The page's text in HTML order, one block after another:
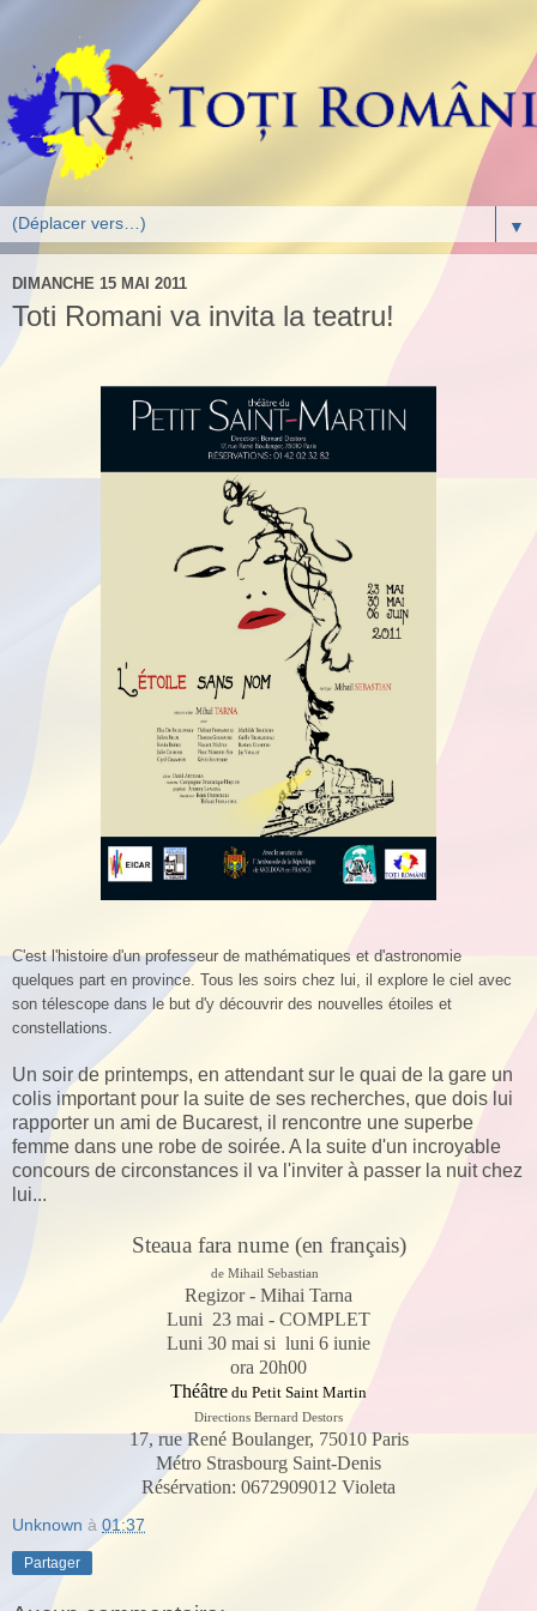
▼
DIMANCHE 15 MAI 2011
Toti Romani va invita la teatru!
C'est l'histoire d'un professeur de mathématiques et d'astronomie
quelques part en province. Tous les soirs chez lui, il explore le ciel avec
son télescope dans le but d'y découvrir des nouvelles étoiles et
constellations.
Un soir de printemps, en attendant sur le quai de la gare un
colis important pour la suite de ses recherches, que dois lui
rapporter un ami de Bucarest, il rencontre une superbe
femme dans une robe de soirée. A la suite d'un incroyable
concours de circonstances il va l'inviter à passer la nuit chez
lui...
Steaua fara nume (en français)
de Mihail Sebastian
Regizor - Mihai Tarna
Luni 23 mai - COMPLET
Luni 30 mai si luni 6 iunie
ora 20h00
Théâtre du Petit Saint Martin
Directions Bernard Destors
17, rue René Boulanger, 75010 Paris
Métro Strasbourg Saint-Denis
Résérvation: 0672909012 Violeta
Unknown à 01:37
Partager